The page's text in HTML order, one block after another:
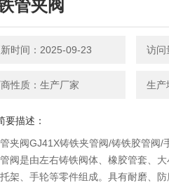
管夹阀
时间：2025-09-23 访问
性质：生产厂家 生产
要描述：
夹阀GJ41X铸铁夹管阀/铸铁胶管阀/
阀是由左右铸铁阀体、橡胶管套、
架、手轮等零件组成。具有耐磨、防